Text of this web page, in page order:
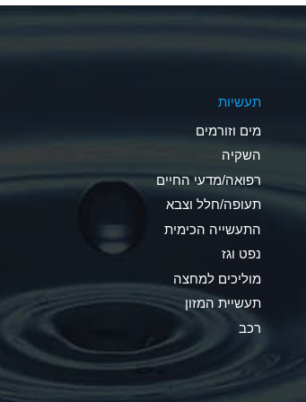
B
D
A
D
A
תעשיות
מים וזורמים
השקיה
רפואה/מדעי החיים
תעופה/חלל וצבא
התעשייה הכימית
נפט וגז
מוליכים למחצה
תעשיית המזון
רכב